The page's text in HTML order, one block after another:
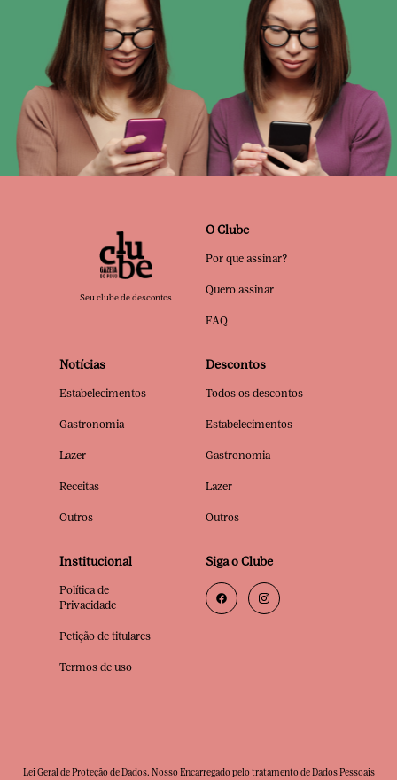
Seu clube de descontos
O Clube
Por que assinar?
Quero assinar
FAQ
Notícias
Estabelecimentos
Gastronomia
Lazer
Receitas
Outros
Descontos
Todos os descontos
Estabelecimentos
Gastronomia
Lazer
Outros
Institucional
Política de
Privacidade
Petição de titulares
Termos de uso
Siga o Clube
Lei Geral de Proteção de Dados. Nosso Encarregado pelo tratamento de Dados Pessoais